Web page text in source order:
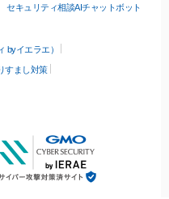
セキュリティ相談AIチャットボット
byイエラエ）
すまし対策